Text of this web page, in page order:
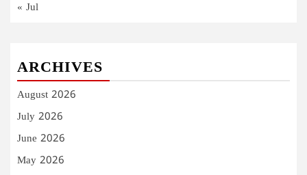
« Jul
ARCHIVES
August 2026
July 2026
June 2026
May 2026